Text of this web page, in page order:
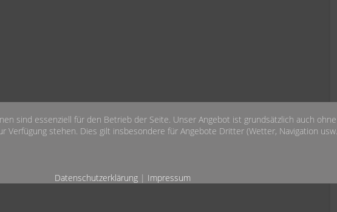
sind essenziell für den Betrieb der Seite. Unser Angebot ist grundsätzlich auch
stehen. Dies gilt insbesondere für Angebote Dritter (Wetter, Navigation
Datenschutzerklärung | Impressum